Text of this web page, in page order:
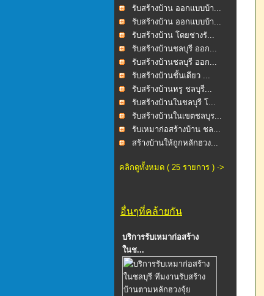
รับสร้างบ้าน ออกแบบบ้า...
รับสร้างบ้าน ออกแบบบ้า...
รับสร้างบ้าน โดยช่างรั...
รับสร้างบ้านชลบุรี ออก...
รับสร้างบ้านชลบุรี ออก...
รับสร้างบ้านชั้นเดียว ...
รับสร้างบ้านหรู ชลบุรี...
รับสร้างบ้านในชลบุรี โ...
รับสร้างบ้านในเขตชลบุร...
รับเหมาก่อสร้างบ้าน ชล...
สร้างบ้านให้ถูกหลักฮวง...
คลิกดูทั้งหมด ( 25 รายการ ) ->
อื่นๆที่คล้ายกัน
บริการรับเหมาก่อสร้าง
ในช...